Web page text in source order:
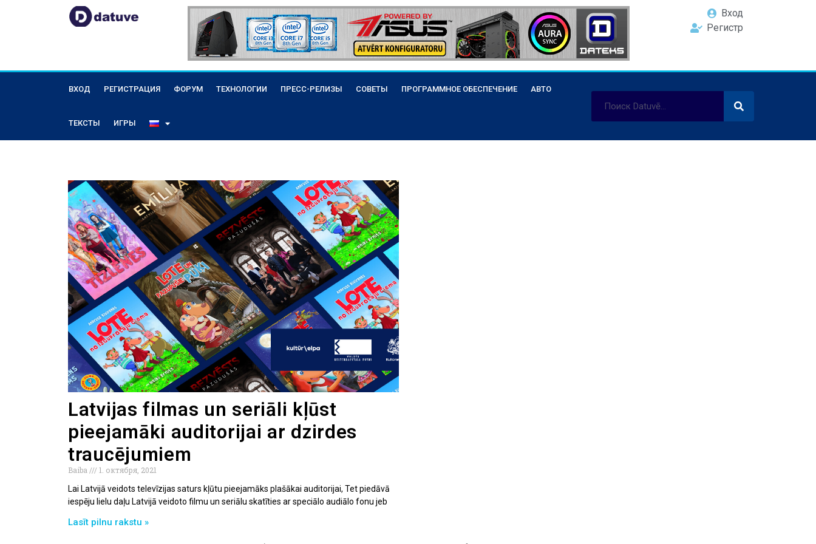
Вход
Регистр
ВХОД РЕГИСТРАЦИЯ ФОРУМ ТЕХНОЛОГИИ ПРЕСС-РЕЛИЗЫ СОВЕТЫ ПРОГРАММНОЕ ОБЕСПЕЧЕНИЕ АВТО
ТЕКСТЫ ИГРЫ
Latvijas filmas un seriāli kļūst
pieejamāki auditorijai ar dzirdes
traucējumiem
Baiba
1. октября, 2021
Lai Latvijā veidots televīzijas saturs kļūtu pieejamāks plašākai auditorijai, Tet piedāvā
iespēju lielu daļu Latvijā veidoto filmu un seriālu skatīties ar speciālo audiālo fonu jeb
Lasīt pilnu rakstu »